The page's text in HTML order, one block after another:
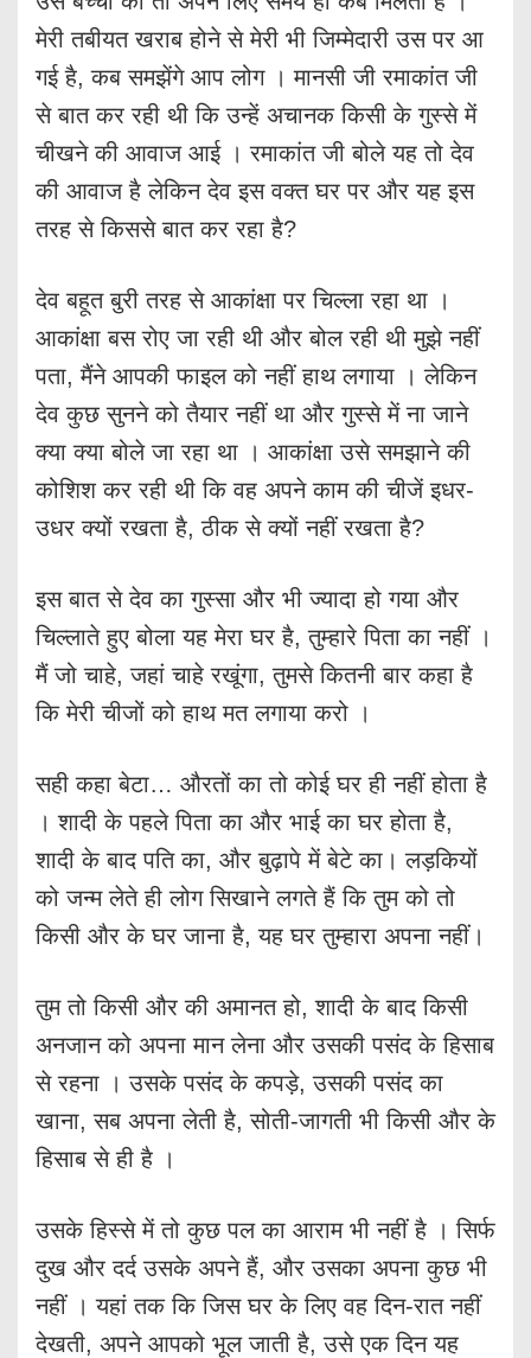
मेरी तबीयत खराब होने से मेरी भी जिम्मेदारी उस पर आ
गई है, कब समझेंगे आप लोग । मानसी जी रमाकांत जी
से बात कर रही थी कि उन्हें अचानक किसी के गुस्से में
चीखने की आवाज आई । रमाकांत जी बोले यह तो देव
की आवाज है लेकिन देव इस वक्त घर पर और यह इस
तरह से किससे बात कर रहा है?
देव बहूत बुरी तरह से आकांक्षा पर चिल्ला रहा था ।
आकांक्षा बस रोए जा रही थी और बोल रही थी मुझे नहीं
पता, मैंने आपकी फाइल को नहीं हाथ लगाया । लेकिन
देव कुछ सुनने को तैयार नहीं था और गुस्से में ना जाने
क्या क्या बोले जा रहा था । आकांक्षा उसे समझाने की
कोशिश कर रही थी कि वह अपने काम की चीजें इधर-
उधर क्यों रखता है, ठीक से क्यों नहीं रखता है?
इस बात से देव का गुस्सा और भी ज्यादा हो गया और
चिल्लाते हुए बोला यह मेरा घर है, तुम्हारे पिता का नहीं ।
मैं जो चाहे, जहां चाहे रखूंगा, तुमसे कितनी बार कहा है
कि मेरी चीजों को हाथ मत लगाया करो ।
सही कहा बेटा… औरतों का तो कोई घर ही नहीं होता है
। शादी के पहले पिता का और भाई का घर होता है,
शादी के बाद पति का, और बुढ़ापे में बेटे का। लड़कियों
को जन्म लेते ही लोग सिखाने लगते हैं कि तुम को तो
किसी और के घर जाना है, यह घर तुम्हारा अपना नहीं।
तुम तो किसी और की अमानत हो, शादी के बाद किसी
अनजान को अपना मान लेना और उसकी पसंद के हिसाब
से रहना । उसके पसंद के कपड़े, उसकी पसंद का
खाना, सब अपना लेती है, सोती-जागती भी किसी और के
हिसाब से ही है ।
उसके हिस्से में तो कुछ पल का आराम भी नहीं है । सिर्फ
दुख और दर्द उसके अपने हैं, और उसका अपना कुछ भी
नहीं । यहां तक कि जिस घर के लिए वह दिन-रात नहीं
देखती, अपने आपको भूल जाती है, उसे एक दिन यह